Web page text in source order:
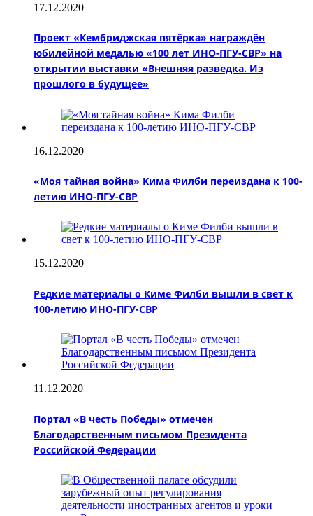
17.12.2020
Проект «Кембриджская пятёрка» награждён
юбилейной медалью «100 лет ИНО-ПГУ-СВР» на
открытии выставки «Внешняя разведка. Из
прошлого в будущее»
16.12.2020
«Моя тайная война» Кима Филби переиздана к 100-
летию ИНО-ПГУ-СВР
15.12.2020
Редкие материалы о Киме Филби вышли в свет к
100-летию ИНО-ПГУ-СВР
11.12.2020
Портал «В честь Победы» отмечен
Благодарственным письмом Президента
Российской Федерации